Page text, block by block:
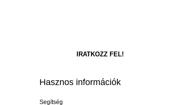
Hasznos információk
Segítség